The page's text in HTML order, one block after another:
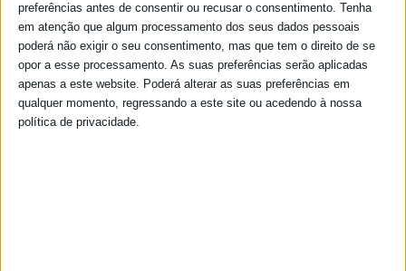
preferências antes de consentir ou recusar o consentimento. Tenha
em atenção que algum processamento dos seus dados pessoais
poderá não exigir o seu consentimento, mas que tem o direito de se
opor a esse processamento. As suas preferências serão aplicadas
apenas a este website. Poderá alterar as suas preferências em
qualquer momento, regressando a este site ou acedendo à nossa
política de privacidade.
Junta de Freguesia - Edital n.º 20/2015
Deliberações com eficácia externa da reunião realizada no dia 2 de
Dezembro de 2015.
14-12-2015